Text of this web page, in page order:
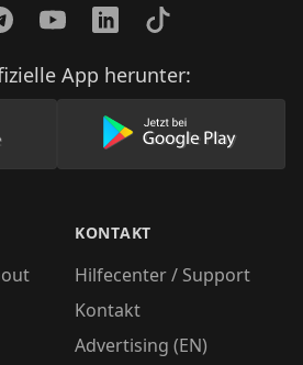
YouTubeLinkedInTikTok
App herunter:
App im AppStore herunter
Lade unsere
KONTAKT
Hilfecenter / Support
Kontakt
Advertising (EN)